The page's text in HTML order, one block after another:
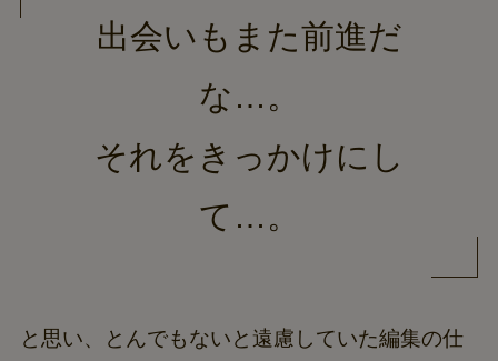
出会いもまた前進だ
な…。
それをきっかけにし
て…。
と思い、とんでもないと遠慮していた編集の仕